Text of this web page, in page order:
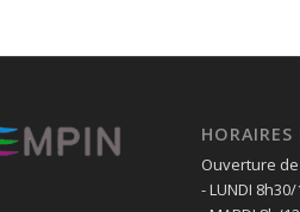
HORAIRES
Ouverture
- LUNDI